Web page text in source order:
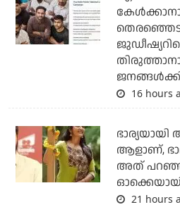
16 hours
ആളാണ്,
അത്
21 hours